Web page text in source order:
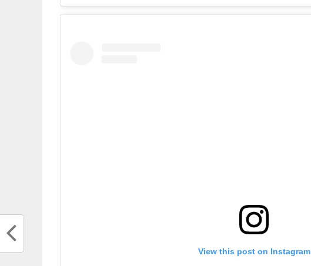
View this post on Instagram